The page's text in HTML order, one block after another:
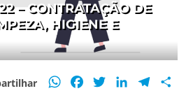
– CONTRATAÇÃO DE
HIGIENE E
WhatsApp
FacebookTwitterLinkedIn